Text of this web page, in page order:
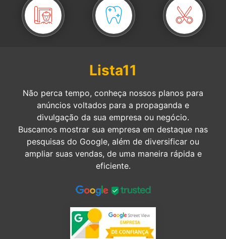
Lista11
Não perca tempo, conheça nossos planos para
anúncios voltados para a propaganda e
divulgação da sua empresa ou negócio.
Buscamos mostrar sua empresa em destaque nas
pesquisas do Google, além de diversificar ou
ampliar suas vendas, de uma maneira rápida e
eficiente.